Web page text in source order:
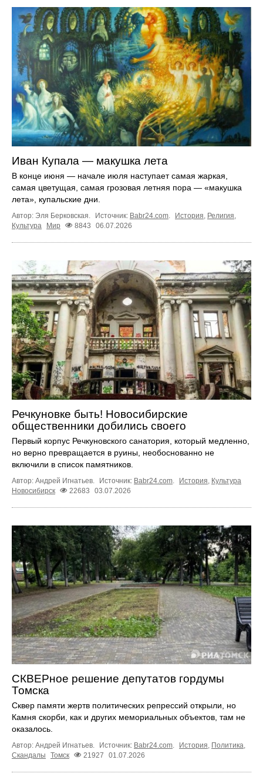
Иван Купала — макушка лета
В конце июня — начале июля наступает самая жаркая,
самая цветущая, самая грозовая летняя пора — «макушка
лета», купальские дни.
Автор: Эля Берковская. Источник: Babr24.com. История, Религия,
Культура
Мир 8843 06.07.2026
Речкуновке быть! Новосибирские
общественники добились своего
Первый корпус Речкуновского санатория, который медленно,
но верно превращается в руины, необоснованно не
включили в список памятников.
Автор: Андрей Игнатьев. Источник: Babr24.com История Культура
Новосибирск
22683 03.07.2026
СКВЕРное решение депутатов гордумы
Томска
Сквер памяти жертв политических репрессий открыли, но
Камня скорби, как и других мемориальных объектов, там не
оказалось.
Автор: Андрей Игнатьев. Источник: Babr24.com. История, Политика,
Скандалы
Томск 21927 01.07.2026